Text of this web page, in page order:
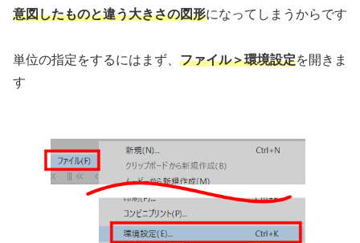
意図したものと違う大きさの図形になってしまうからです
単位の指定をするにはまず、 ファイル＞環境設定を開きま
す